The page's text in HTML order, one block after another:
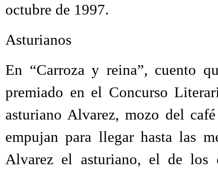
octubre de 1997.
Asturianos
En “Carroza y reina”, cuento
premiado en el Concurso
asturiano Alvarez, mozo del
empujan para llegar hasta las
Alvarez el asturiano, el de los